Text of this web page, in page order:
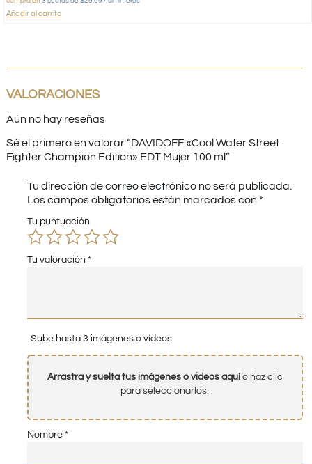
Añadir al carrito
VALORACIONES
Aún no hay reseñas
Sé el primero en valorar “DAVIDOFF «Cool Water Street
Fighter Champion Edition» EDT Mujer 100 ml”
Tu dirección de correo electrónico no será publicada.
Los campos obligatorios están marcados con *
Tu puntuación
Tu valoración *
Sube hasta 3 imágenes o vídeos
Arrastra y suelta tus imágenes o videos aquío haz clic
para seleccionarlos.
Nombre *